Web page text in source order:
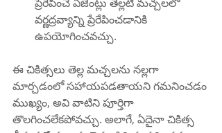
వర్ణద్రవ్యాన్ని ప్రేరేపించడానికి
ఉపయోగించవచ్చు.
ఈ చికిత్సలు తెల్ల మచ్చలను నల్లగా
మార్చడంలో సహాయపడతాయని గమనించడం
ముఖ్యం, అవి వాటిని పూర్తిగా
తొలగించలేకపోవచ్చు. అలాగే, ఏదైనా చికిత్స